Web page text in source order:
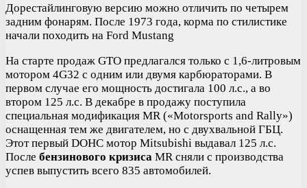
Дорестайлинговую версию можно отличить по четырем
задним фонарям. После 1973 года, корма по стилистике
начали походить на Ford Mustang
На старте продаж GTO предлагался только с 1,6-литровым
мотором 4G32 с одним или двумя карбюраторами. В
первом случае его мощность достигала 100 л.с., а во
втором 125 л.с. В декабре в продажу поступила
специальная модификация MR («Motorsports and Rally»)
оснащенная тем же двигателем, но с двухвальной ГБЦ.
Этот первый DOHC мотор Mitsubishi выдавал 125 л.с.
После бензинового кризиса MR сняли с производства
успев выпустить всего 835 автомобилей.